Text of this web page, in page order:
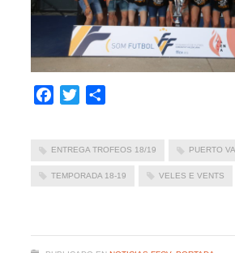
Facebook
Twitter
ENTREGA TROFEOS 18/19 PUERTO
TEMPORADA 18-19 VELES E VENTS